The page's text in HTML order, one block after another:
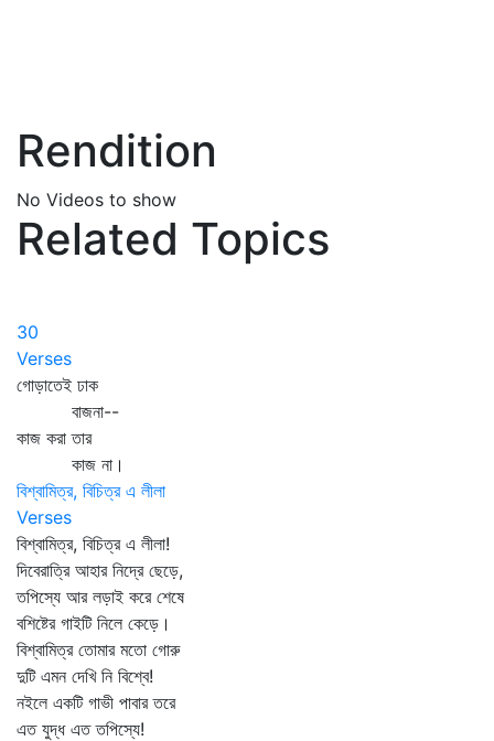
Rendition
No Videos to show
Related Topics
30
Verses
গোড়াতেই ঢাক
বাজনা--
কাজ করা তার
কাজ না।
বিশ্বামিত্র, বিচিত্র এ লীলা
Verses
বিশ্বামিত্র, বিচিত্র এ লীলা!
দিবেরাত্রি আহার নিদ্রে ছেড়ে,
তপিস্যে আর লড়াই করে শেষে
বশিষ্টের গাইটি নিলে কেড়ে।
বিশ্বামিত্র তোমার মতো গোরু
দুটি এমন দেখি নি বিশ্বে!
নইলে একটি গাভী পাবার তরে
এত যুদ্ধ এত তপিস্যে!